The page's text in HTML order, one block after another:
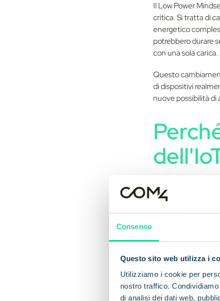
Consenso
Questo sito web utilizza i
Utilizziamo i cookie per
nostro traffico.
di analisi dei dati web,
Il Low Power
critica. Si tratta di
energetico
potrebbero durare
con una sola carica.
Questo
di dispositivi
nuove possibilità di
I
Estensione
traducono in
di
dispositivi